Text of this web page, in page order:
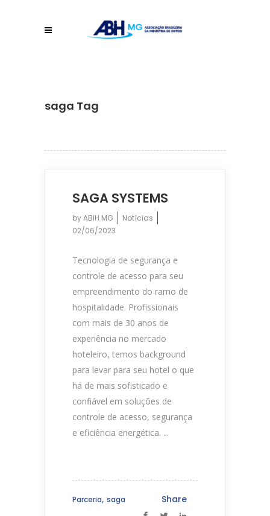
saga Tag
SAGA SYSTEMS
byABIH MG
Notícias
02/06/2023
Tecnologia de segurança e
controle de acesso para seu
empreendimento do ramo de
hospitalidade. Profissionais
com mais de 30 anos de
experiência no mercado
hoteleiro, temos background
para levar para seu hotel o que
há de mais sofisticado e
confiável em soluções de
controle de acesso, segurança
e eficiência energética. ...
Parceria, saga Share